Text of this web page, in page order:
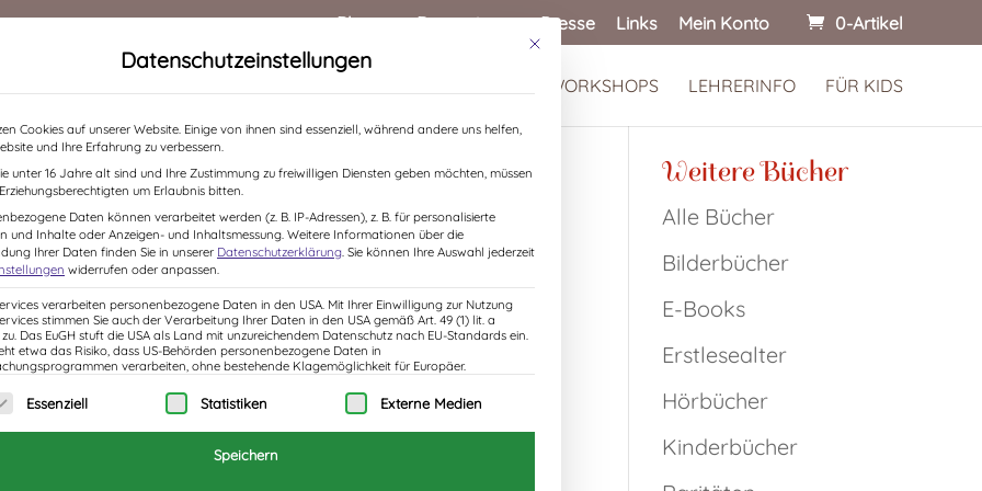
Blog Rezensionen Presse Links Mein Konto 0-Artikel
LESUNGEN / KINDERWORKSHOPS LEHRERINFO FÜR KIDS
Ich schenk dir was!
14,50€
Enthält 10% MwSt. zzgl.Versand
Lieferzeit: sofort lieferbar
Wie das Christkind den Weihnachtsmann
überrascht!
Bilderbuch ab 4 Jahren, 36 Seiten
Weitere Bücher
Alle Bücher
Bilderbücher
E-Books
Erstlesealter
Hörbücher
Kinderbücher
Mit diesem Button wird der Dialog geschlossen. Seine Funktionalität ist identisch
Datenschutzeinstellungen
Cookies auf unserer Website. Einige von ihnen sind essenziell, während andere uns helfen,
und Ihre Erfahrung zu verbessern.
unter 16 Jahre alt sind und Ihre Zustimmung zu freiwilligen Diensten geben möchten, müssen
um Erlaubnis bitten.
Daten können verarbeitet werden (z. B. IP-Adressen), z. B. für personalisierte
und Inhalte oder Anzeigen- und Inhaltsmessung. Weitere Informationen über die
Ihrer Daten finden Sie in unserer Datenschutzerklärung. Sie können Ihre Auswahl jederzeit
widerrufen oder anpassen.
verarbeiten personenbezogene Daten in den USA. Mit Ihrer Einwilligung zur Nutzung
stimmen Sie auch der Verarbeitung Ihrer Daten in den USA gemäß Art. 49 (1) lit. a
zu. Das EuGH stuft die USA als Land mit unzureichendem Datenschutz nach EU-Standards ein.
etwa das Risiko, dass US-Behörden personenbezogene Daten in
verarbeiten, ohne bestehende Klagemöglichkeit für Europäer.
eine Liste der Service-Gruppen, für die eine Einwilligung erteilt werden kann. Die erste
Essenziell Statistiken Externe Medien
Speichern